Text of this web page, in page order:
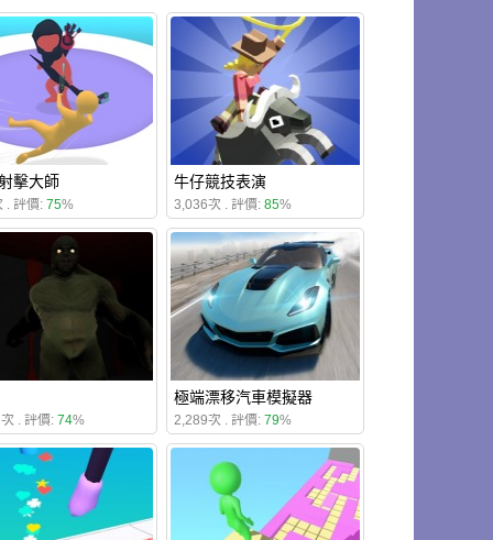
擊大師
. 評價: 75%
牛仔競技表演
3,036次 . 評價: 85%
. 評價: 74%
極端漂移汽車模擬器
2,289次 . 評價: 79%